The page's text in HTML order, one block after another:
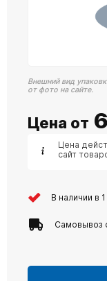
Внешний вид
от фото на сайте.
Цена от
Цена
сайт
В наличии в
Самовывоз